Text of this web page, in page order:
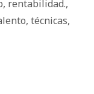
, rentabilidad.,
, técnicas,